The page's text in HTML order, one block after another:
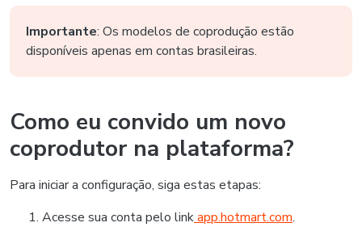
Importante: Os modelos de coprodução estão
disponíveis apenas em contas brasileiras.
Como eu convido um novo
coprodutor na plataforma?
Para iniciar a configuração, siga estas etapas:
Acesse sua conta pelo linkapp.hotmart.com.